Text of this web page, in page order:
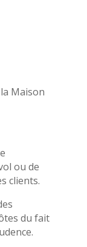
Maison
ou de
clients.
du fait